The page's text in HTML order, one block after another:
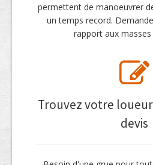
permettent de manoeuvrer
un temps record.
rapport aux masses
Trouvez votre
devis